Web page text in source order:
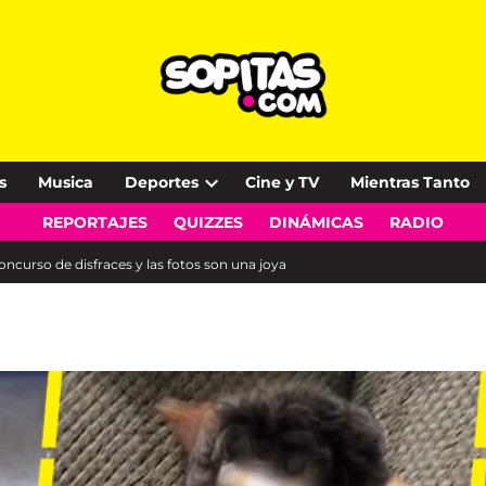
Musica Deportes
Open
dropdown
Cine y TV Mientras Tanto
REPORTAJES QUIZZES DINÁMICAS RADIO
de disfraces y las fotos son una joya